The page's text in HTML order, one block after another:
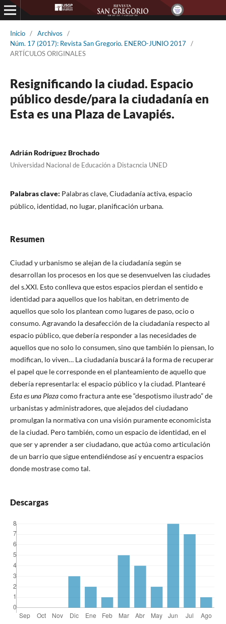
Inicio / Archivos
/
Núm. 17 (2017): Revista San Gregorio. ENERO-JUNIO 2017
/
ARTÍCULOS ORIGINALES
Resignificando la ciudad. Espacio
público desde/para la ciudadanía en
Esta es una Plaza de Lavapiés.
Adrián Rodríguez Brochado
Universidad Nacional de Educación a Distacncia UNED
Palabras clave: Palabras clave, Ciudadanía activa, espacio
público, identidad, no lugar, planificación urbana.
Resumen
Ciudad y urbanismo se alejan de la ciudadanía según se
desarrollan los procesos en los que se desenvuelven las ciudades
del s.XXI. Esto conlleva que estos espacios pierdan el sentido e
identidad para aquellos que los habitan, en detrimento de
aquellos que solo los plantean como lugares de paso, ocio o
consumo. Agravando la desafección de la ciudadanía respecto al
espacio público, que debería responder a las necesidades de
aquellos que no solo lo consumen, sino que también lo piensan, lo
modifican, lo viven… La ciudadanía buscará la forma de recuperar
el papel que le corresponde en el planteamiento de aquello que
debería representarla: el espacio público y la ciudad. Plantearé
Esta es una Plazacomo fractura ante ese “despotismo ilustrado” de
urbanistas y administradores, que alejados del ciudadano
promulgan la normativa con una visión puramente economicista
de la ciudad. Pero también, como un espacio de identidad, en el
que ser y aprender a ser ciudadano, que actúa como articulación
de un barrio que sigue entendiéndose así y encuentra espacios
donde mostrase como tal.
Descargas